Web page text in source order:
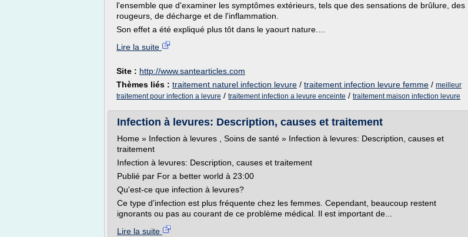
l'ensemble que d'examiner les symptômes extérieurs, tels que des sensations de brûlure, des
rougeurs, de décharge et de l'inflammation.
Son effet a été expliqué plus tôt dans le yaourt nature....
Lire la suite
Site : http://www.santearticles.com
Thèmes liés : traitement naturel infection levure / traitement infection levure femme / meilleur
traitement pour infection a levure / traitement infection a levure enceinte / traitement maison infection levure
Infection à levures: Description, causes et traitement
Home » Infection à levures , Soins de santé » Infection à levures: Description, causes et
traitement
Infection à levures: Description, causes et traitement
Publié par For a better world à 23:00
Qu'est-ce que infection à levures?
Ce type d'infection est plus fréquente chez les femmes. Cependant, beaucoup restent
ignorants ou pas au courant de ce problème médical. Il est important de...
Lire la suite